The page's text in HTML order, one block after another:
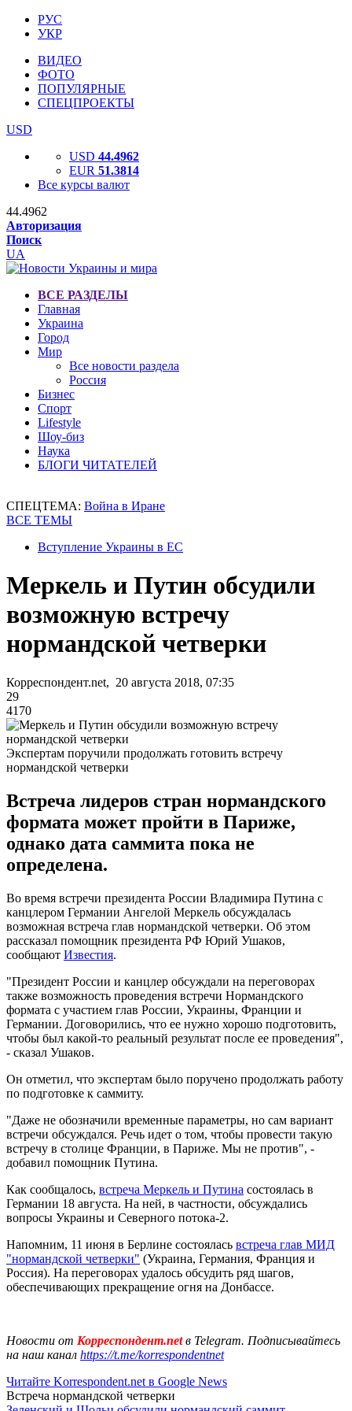
РУС
УКР
ВИДЕО
ФОТО
ПОПУЛЯРНЫЕ
СПЕЦПРОЕКТЫ
USD
USD 44.4962
EUR 51.3814
Все курсы валют
44.4962
Авторизация
Поиск
UA
ВСЕ РАЗДЕЛЫ
Главная
Украина
Город
Мир
Все новости раздела
Россия
Бизнес
Спорт
Lifestyle
Шоу-биз
Наука
БЛОГИ ЧИТАТЕЛЕЙ
СПЕЦТЕМА: Война в Иране
ВСЕ ТЕМЫ
Вступление Украины в ЕС
Меркель и Путин обсудили
возможную встречу
нормандской четверки
Корреспондент.net, 20 августа 2018, 07:35
29
4170
Экспертам поручили продолжать готовить встречу
нормандской четверки
Встреча лидеров стран нормандского
формата может пройти в Париже,
однако дата саммита пока не
определена.
Во время встречи президента России Владимира Путина с
канцлером Германии Ангелой Меркель обсуждалась
возможная встреча глав нормандской четверки. Об этом
рассказал помощник президента РФ Юрий Ушаков,
сообщают Известия.
"Президент России и канцлер обсуждали на переговорах
также возможность проведения встречи Нормандского
формата с участием глав России, Украины, Франции и
Германии. Договорились, что ее нужно хорошо подготовить,
чтобы был какой-то реальный результат после ее проведения",
- сказал Ушаков.
Он отметил, что экспертам было поручено продолжать работу
по подготовке к саммиту.
"Даже не обозначили временные параметры, но сам вариант
встречи обсуждался. Речь идет о том, чтобы провести такую
встречу в столице Франции, в Париже. Мы не против", -
добавил помощник Путина.
Как сообщалось, встреча Меркель и Путина состоялась в
Германии 18 августа. На ней, в частности, обсуждались
вопросы Украины и Северного потока-2.
Напомним, 11 июня в Берлине состоялась встреча глав МИД
"нормандской четверки" (Украина, Германия, Франция и
Россия). На переговорах удалось обсудить ряд шагов,
обеспечивающих прекращение огня на Донбассе.
Новости от Корреспондент.netв Telegram. Подписывайтесь
на наш канал https://t.me/korrespondentnet
Читайте Korrespondent.net в Google News
Встреча нормандской четверки